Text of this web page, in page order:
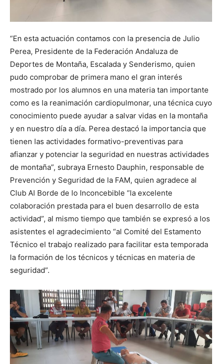
“En esta actuación contamos con la presencia de Julio
Perea, Presidente de la Federación Andaluza de
Deportes de Montaña, Escalada y Senderismo, quien
pudo comprobar de primera mano el gran interés
mostrado por los alumnos en una materia tan importante
como es la reanimación cardiopulmonar, una técnica cuyo
conocimiento puede ayudar a salvar vidas en la montaña
y en nuestro día a día. Perea destacó la importancia que
tienen las actividades formativo-preventivas para
afianzar y potenciar la seguridad en nuestras actividades
de montaña”, subraya Ernesto Dauphin, responsable de
Prevención y Seguridad de la FAM, quien agradece al
Club Al Borde de lo Inconcebible “la excelente
colaboración prestada para el buen desarrollo de esta
actividad”, al mismo tiempo que también se expresó a los
asistentes el agradecimiento “al Comité del Estamento
Técnico el trabajo realizado para facilitar esta temporada
la formación de los técnicos y técnicas en materia de
seguridad”.